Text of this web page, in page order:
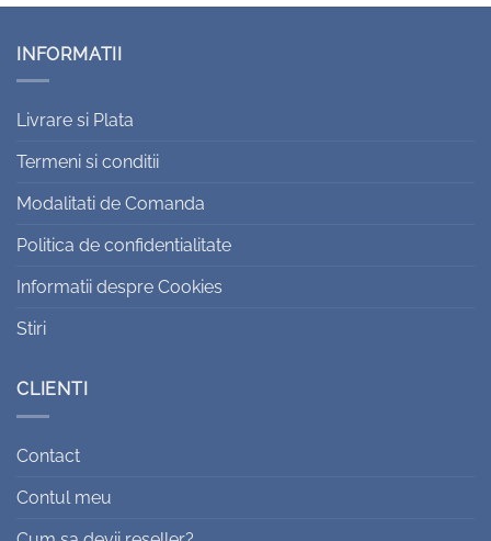
INFORMATII
Livrare si Plata
Termeni si conditii
Modalitati de Comanda
Politica de confidentialitate
Informatii despre Cookies
Stiri
CLIENTI
Contact
Contul meu